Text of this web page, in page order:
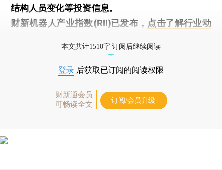
结构人员变化等投资信息。
财新机器人产业指数(RII)已发布， 点击了解行业动
本文共计1510字 订阅后继续阅读
登录 后获取已订阅的阅读权限
财新通会员
可畅读全文
订阅/会员升级